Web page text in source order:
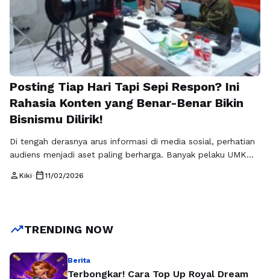
Posting Tiap Hari Tapi Sepi Respon? Ini
Rahasia Konten yang Benar-Benar Bikin
Bisnismu Dilirik!
Di tengah derasnya arus informasi di media sosial, perhatian
audiens menjadi aset paling berharga. Banyak pelaku UMKM
sesuai harapan. Di sinilah peran Konten bernilai & visual
Baca Selengkapnya
person Kiki• calendar_today11/02/2026
trending_upTRENDING NOW
Berita
Terbongkar! Cara Top Up Royal Dream